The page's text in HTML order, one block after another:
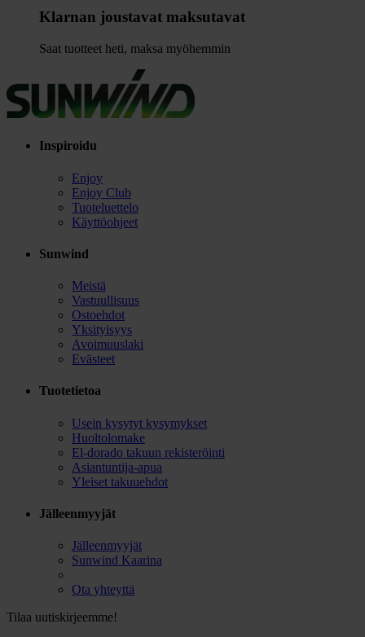
Klarnan joustavat maksutavat
Saat tuotteet heti, maksa myöhemmin
Inspiroidu
Enjoy
Enjoy Club
Tuoteluettelo
Käyttöohjeet
Sunwind
Meistä
Vastuullisuus
Ostoehdot
Yksityisyys
Avoimuuslaki
Evästeet
Tuotetietoa
Usein kysytyt kysymykset
Huoltolomake
El-dorado takuun rekisteröinti
Asiantuntija-apua
Yleiset takuuehdot
Jälleenmyyjät
Jälleenmyyjät
Sunwind Kaarina
Ota yhteyttä
Tilaa uutiskirjeemme!